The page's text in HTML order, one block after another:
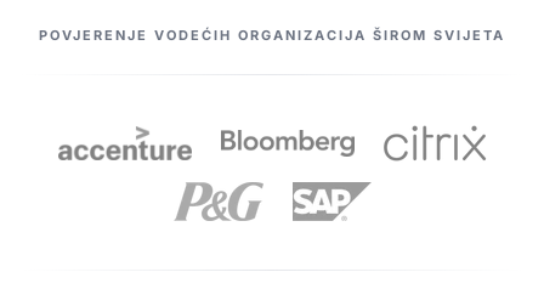
NAŠI PARTNERI
POVJERENJE VODEĆIH ORGANIZACIJA ŠIROM SVIJETA